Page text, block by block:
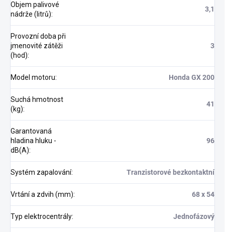
Objem palivové
nádrže (litrů):
3,1
Provozní doba při
jmenovité zátěži
(hod):
3
Model motoru: Honda GX 200
Suchá hmotnost
(kg):
41
Garantovaná
hladina hluku -
dB(A):
96
Systém zapalování: Tranzistorové bezkontaktní
Vrtání a zdvih (mm): 68 x 54
Typ elektrocentrály: Jednofázový